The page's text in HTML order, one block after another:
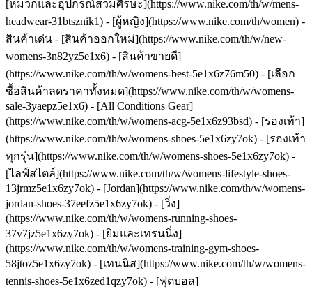
[หมวกและอุปกรณ์สวมศีรษะ](https://www.nike.com/th/w/mens-
headwear-31btsznik1) - [ผู้หญิง](https://www.nike.com/th/women) -
สินค้าเด่น - [สินค้าออกใหม่](https://www.nike.com/th/w/new-
womens-3n82yz5e1x6) - [สินค้าขายดี]
(https://www.nike.com/th/w/womens-best-5e1x6z76m50) - [เลือก
ซื้อสินค้าลดราคาทั้งหมด](https://www.nike.com/th/w/womens-
sale-3yaepz5e1x6) - [All Conditions Gear]
(https://www.nike.com/th/w/womens-acg-5e1x6z93bsd) - [รองเท้า]
(https://www.nike.com/th/w/womens-shoes-5e1x6zy7ok) - [รองเท้า
ทุกรุ่น](https://www.nike.com/th/w/womens-shoes-5e1x6zy7ok) -
[ไลฟ์สไตล์](https://www.nike.com/th/w/womens-lifestyle-shoes-
13jrmz5e1x6zy7ok) - [Jordan](https://www.nike.com/th/w/womens-
jordan-shoes-37eefz5e1x6zy7ok) - [วิ่ง]
(https://www.nike.com/th/w/womens-running-shoes-
37v7jz5e1x6zy7ok) - [ยิมและเทรนนิ่ง]
(https://www.nike.com/th/w/womens-training-gym-shoes-
58jtoz5e1x6zy7ok) - [เทนนิส](https://www.nike.com/th/w/womens-
tennis-shoes-5e1x6zed1qzy7ok) - [ฟุตบอล]